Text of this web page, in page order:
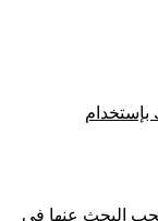
بإستخدام
يجب البحث عنها في